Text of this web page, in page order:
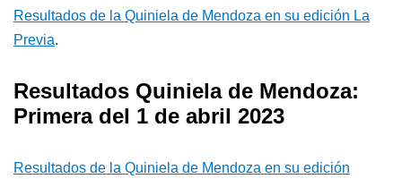
Resultados de la Quiniela de Mendoza en su edición La
Previa.
Resultados Quiniela de Mendoza:
Primera del 1 de abril 2023
Resultados de la Quiniela de Mendoza en su edición